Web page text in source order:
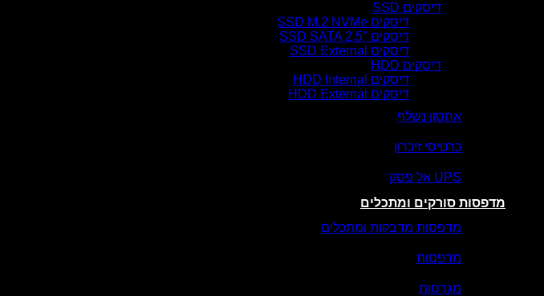
דיסקים SSD
דיסקים SSD M.2 NVMe
דיסקים SSD SATA 2.5″
דיסקים SSD External
דיסקים HDD
דיסקים HDD Internal
דיסקים HDD External
אחסון נשלף
כרטיסי זיכרון
UPS אל פסק
מדפסות סורקים ומתכלים
מדפסות מדבקות ומתכלים
מדפסות
מגרסות